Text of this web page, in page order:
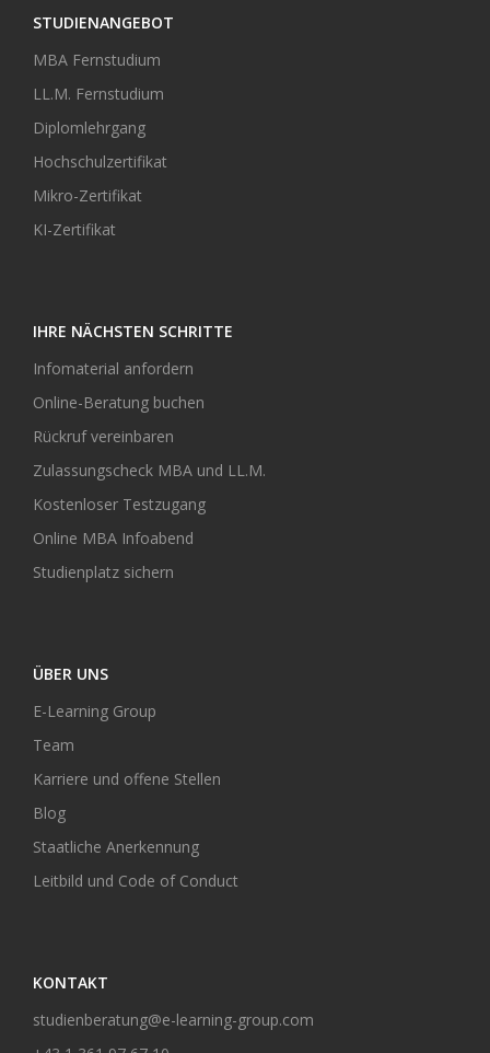
STUDIENANGEBOT
MBA Fernstudium
LL.M. Fernstudium
Diplomlehrgang
Hochschulzertifikat
Mikro-Zertifikat
KI-Zertifikat
IHRE NÄCHSTEN SCHRITTE
Infomaterial anfordern
Online-Beratung buchen
Rückruf vereinbaren
Zulassungscheck MBA und LL.M.
Kostenloser Testzugang
Online MBA Infoabend
Studienplatz sichern
ÜBER UNS
E-Learning Group
Team
Karriere und offene Stellen
Blog
Staatliche Anerkennung
Leitbild und Code of Conduct
KONTAKT
studienberatung@e-learning-group.com